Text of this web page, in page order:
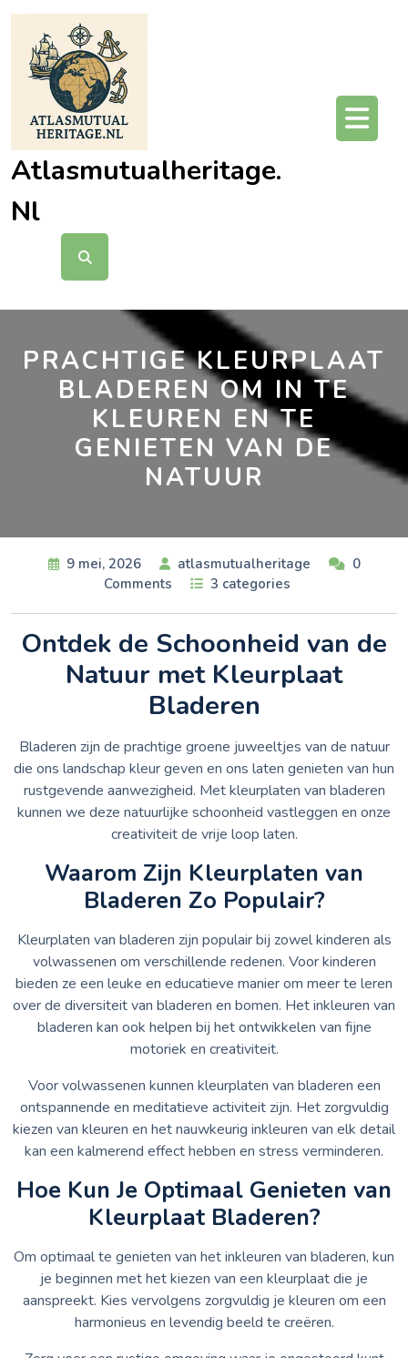
Ga
inhoud
Atlasmutualheritage.
Nl
PRACHTIGE KLEURPLAAT
BLADEREN OM IN TE
KLEUREN EN TE
GENIETEN VAN DE
NATUUR
9 mei, 2026 atlasmutualheritage
0
Comments
3 categories
Ontdek de Schoonheid van de
Natuur met Kleurplaat
Bladeren
Bladeren zijn de prachtige groene juweeltjes van de natuur
die ons landschap kleur geven en ons laten genieten van hun
rustgevende aanwezigheid. Met kleurplaten van bladeren
kunnen we deze natuurlijke schoonheid vastleggen en onze
creativiteit de vrije loop laten.
Waarom Zijn Kleurplaten van
Bladeren Zo Populair?
Kleurplaten van bladeren zijn populair bij zowel kinderen als
volwassenen om verschillende redenen. Voor kinderen
bieden ze een leuke en educatieve manier om meer te leren
over de diversiteit van bladeren en bomen. Het inkleuren van
bladeren kan ook helpen bij het ontwikkelen van fijne
motoriek en creativiteit.
Voor volwassenen kunnen kleurplaten van bladeren een
ontspannende en meditatieve activiteit zijn. Het zorgvuldig
kiezen van kleuren en het nauwkeurig inkleuren van elk detail
kan een kalmerend effect hebben en stress verminderen.
Hoe Kun Je Optimaal Genieten van
Kleurplaat Bladeren?
Om optimaal te genieten van het inkleuren van bladeren, kun
je beginnen met het kiezen van een kleurplaat die je
aanspreekt. Kies vervolgens zorgvuldig je kleuren om een
harmonieus en levendig beeld te creëren.